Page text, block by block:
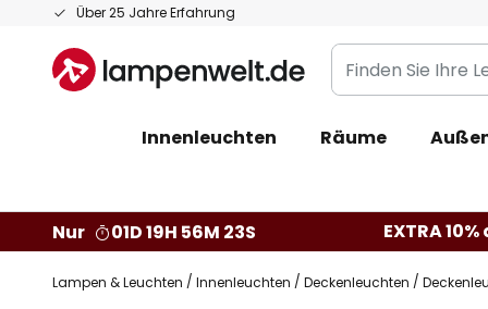
Über 25 Jahre Erfahrung
Zum
springen
Finden
Sie
Leuchte...
Innenleuchten Räume
Nur 01D 19H 56M 22S EXTRA
Lampen & Leuchten Innenleuchten Deckenleuchten